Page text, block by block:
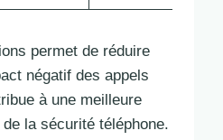
permet de réduire
négatif des appels
à une meilleure
la sécurité téléphone.